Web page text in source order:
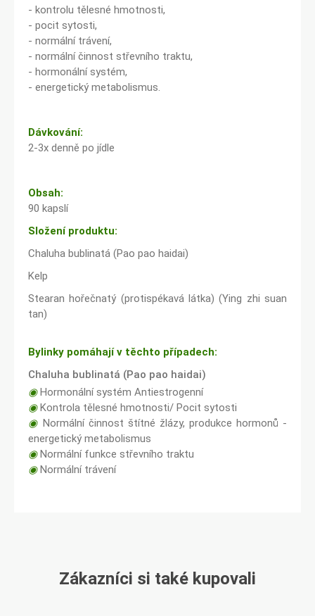
- kontrolu tělesné hmotnosti,
- pocit sytosti,
- normální trávení,
- normální činnost střevního traktu,
- hormonální systém,
- energetický metabolismus.
Dávkování:
2-3x denně po jídle
Obsah:
90 kapslí
Složení produktu:
Chaluha bublinatá (Pao pao haidai)
Kelp
Stearan hořečnatý (protispékavá látka) (Ying zhi suan
tan)
Bylinky pomáhají v těchto případech:
Chaluha bublinatá (Pao pao haidai)
◉Hormonální systém Antiestrogenní
◉Kontrola tělesné hmotnosti/ Pocit sytosti
◉ Normální činnost štítné žlázy, produkce hormonů -
energetický metabolismus
◉Normální funkce střevního traktu
◉Normální trávení
Zákazníci si také kupovali